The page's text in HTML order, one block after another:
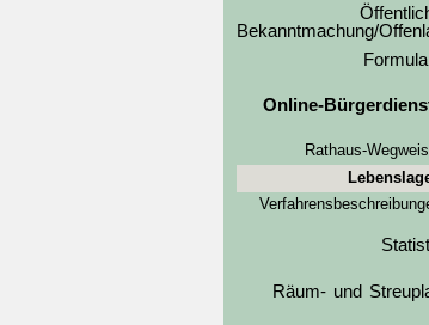
Bekanntmachung/
Online-
Rathaus-
Räum- und